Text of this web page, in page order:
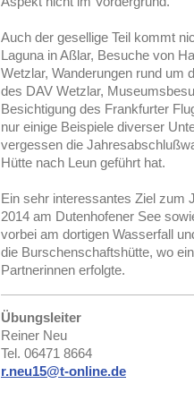
Auch der gesellige Teil kommt
Laguna in Aßlar, Besuche von
Wetzlar, Wanderungen rund um
des DAV Wetzlar,
Besichtigung des Frankfurter
nur einige Beispiele diverser
vergessen die
Hütte nach Leun geführt hat.
Ein sehr interessantes Ziel zum
2014 am Dutenhofener See
vorbei am dortigen Wasserfall
die Burschenschaftshütte, wo
Partnerinnen erfolgte.
Übungsleiter
Reiner Neu
Tel. 06471 8664
r.neu15@t-online.de